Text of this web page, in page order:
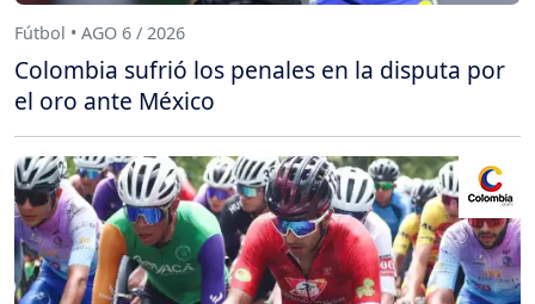
Fútbol • AGO 6 / 2026
Colombia sufrió los penales en la disputa por
el oro ante México